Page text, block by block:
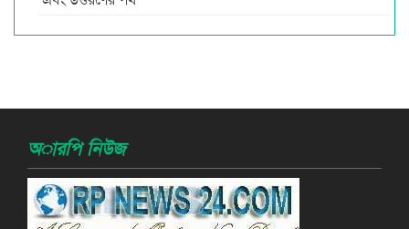
অারপি নিউজ